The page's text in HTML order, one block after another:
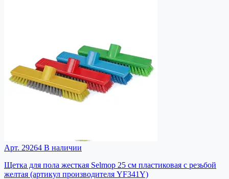
Арт. 29264 В наличии
Щетка для пола жесткая Selmop 25 см пластиковая с резьбой
желтая (артикул производителя YF341Y)